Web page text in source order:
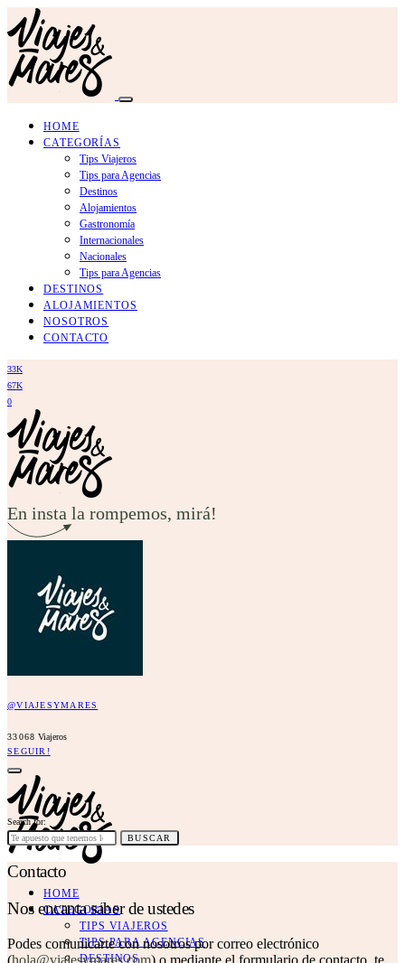
HOME
CATEGORÍAS
Tips Viajeros
Tips para Agencias
Destinos
Alojamientos
Gastronomía
Internacionales
Nacionales
Tips para Agencias
DESTINOS
ALOJAMIENTOS
NOSOTROS
CONTACTO
33K
67K
0
En insta la rompemos, mirá!
@VIAJESYMARES
33068 Viajeros
SEGUIR!
HOME
CATEGORÍAS
TIPS VIAJEROS
TIPS PARA AGENCIAS
DESTINOS
Search for:
BUSCAR
Contacto
Nos encanta saber de ustedes
Podes comunicarte con nosotros por correo electrónico
(hola@viajesymares.com) o mediante el formulario de contacto, te